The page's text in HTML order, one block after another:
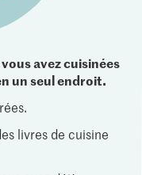
avez cuisinées
un seul endroit.
livres de cuisine